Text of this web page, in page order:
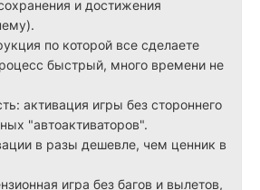
и достижения
по которой все сделаете
быстрый, много времени не
активация игры без стороннего
"aвтоактиваторов".
в разы дешевле, чем ценник в
игра без багов и вылетов,